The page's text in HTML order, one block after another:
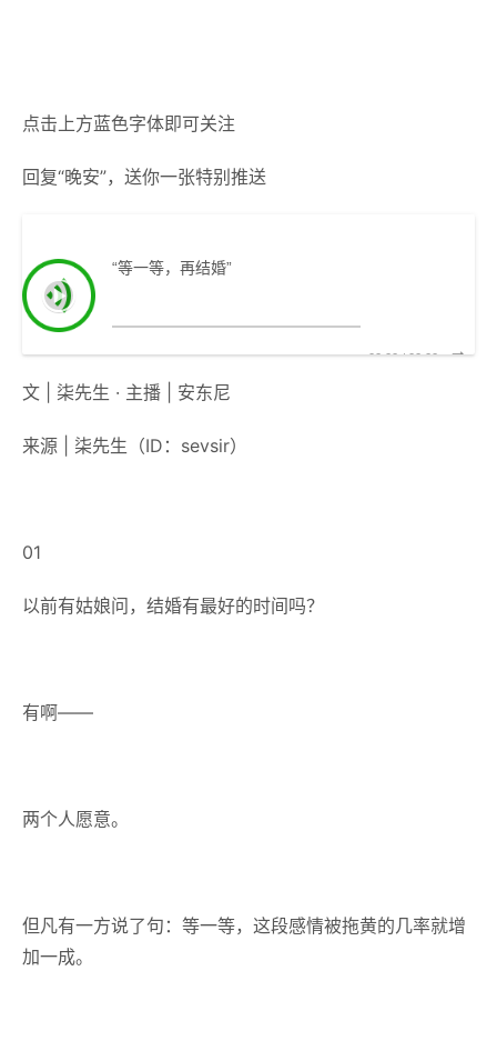
点击上方蓝色字体即可关注
回复“晚安”，送你一张特别推送
“等一等，再结婚”
00:00/00:00
文 | 柒先生 · 主播 | 安东尼
来源 | 柒先生 （ID：sevsir）
01
以前有姑娘问，结婚有最好的时间吗？
有啊——
两个人愿意。
但凡有一方说了句：等一等，这段感情被拖黄的几率就增
加一成。